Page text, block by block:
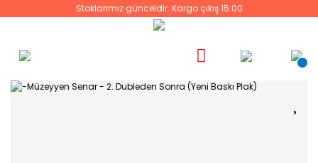
Stoklarımız günceldir. Kargo çıkış 15:00